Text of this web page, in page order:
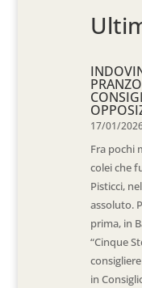
17/01/
Fra pochi
colei che
Pisticci,
assoluto.
prima, in
“Cinque
in